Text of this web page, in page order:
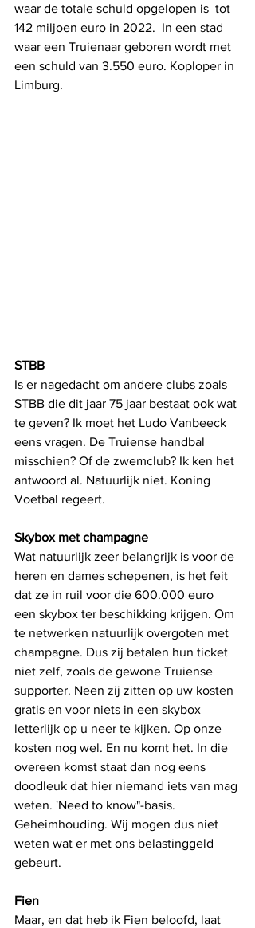
waar de totale schuld opgelopen is  tot
142 miljoen euro in 2022.  In een stad
waar een Truienaar geboren wordt met
een schuld van 3.550 euro. Koploper in
Limburg.
STBB
Is er nagedacht om andere clubs zoals
STBB die dit jaar 75 jaar bestaat ook wat
te geven? Ik moet het Ludo Vanbeeck
eens vragen. De Truiense handbal
misschien? Of de zwemclub? Ik ken het
antwoord al. Natuurlijk niet. Koning
Voetbal regeert.
Skybox met champagne
Wat natuurlijk zeer belangrijk is voor de
heren en dames schepenen, is het feit
dat ze in ruil voor die 600.000 euro
een skybox ter beschikking krijgen. Om
te netwerken natuurlijk overgoten met
champagne. Dus zij betalen hun ticket
niet zelf, zoals de gewone Truiense
supporter. Neen zij zitten op uw kosten
gratis en voor niets in een skybox
letterlijk op u neer te kijken. Op onze
kosten nog wel. En nu komt het. In die
overeen komst staat dan nog eens
doodleuk dat hier niemand iets van mag
weten. 'Need to know"-basis.
Geheimhouding. Wij mogen dus niet
weten wat er met ons belastinggeld
gebeurt.
Fien
Maar, en dat heb ik Fien beloofd, laat